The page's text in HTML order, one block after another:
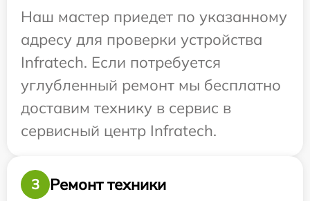
Наш мастер приедет по указанному
адресу для проверки устройства
Infratech. Если потребуется
углубленный ремонт мы бесплатно
доставим технику в сервис в
сервисный центр Infratech.
3
Ремонт техники